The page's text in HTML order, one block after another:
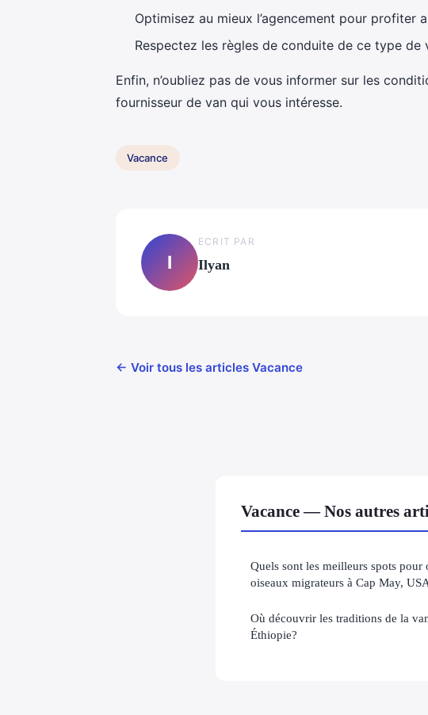
Optimisez au mieux l’agencement pour profiter
Respectez les règles de conduite de ce type
Enfin, n’oubliez pas de vous informer sur les
fournisseur de van qui vous intéresse.
Vacance
I
ECRIT PAR
Ilyan
← Voir tous les articles Vacance
Vacance — Nos autres
Quels sont les meilleurs spots pour
oiseaux migrateurs à Cap May,
Où découvrir les traditions de la
Éthiopie?